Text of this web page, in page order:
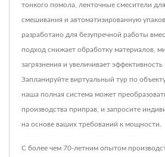
тонкого помола, ленточные смесители
смешивания и автоматизированную
разработано для безупречной работы
подход снижает обработку материалов,
загрязнения и увеличивает эффективность
Запланируйте виртуальный тур по
наша полная система может
производства приправ, и запросите
на основе ваших требований к мощности.
С более чем 70-летним опытом